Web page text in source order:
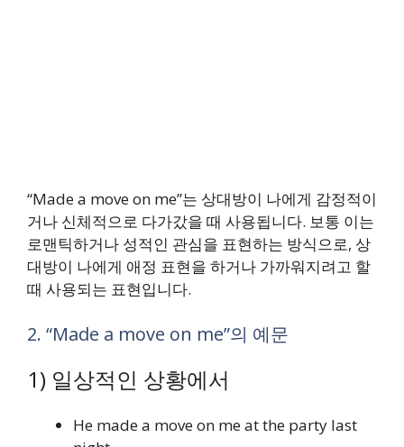
“Made a move on me”는 상대방이 나에게 감정적이
거나 신체적으로 다가갔을 때 사용됩니다. 보통 이는
로맨틱하거나 성적인 관심을 표현하는 방식으로, 상
대방이 나에게 애정 표현을 하거나 가까워지려고 할
때 사용되는 표현입니다.
2. “Made a move on me”의 예문
1) 일상적인 상황에서
He made a move on me at the party last